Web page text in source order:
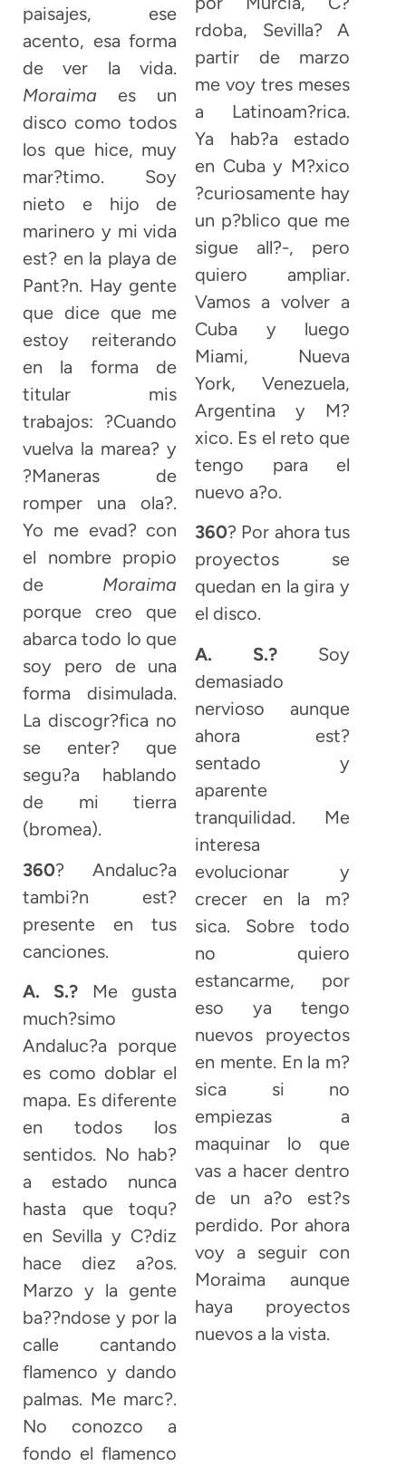
paisajes, ese
acento, esa forma
de ver la vida.
Moraima es un
disco como todos
los que hice, muy
mar?timo. Soy
nieto e hijo de
marinero y mi vida
est? en la playa de
Pant?n. Hay gente
que dice que me
estoy reiterando
en la forma de
titular mis
trabajos: ?Cuando
vuelva la marea? y
?Maneras de
romper una ola?.
Yo me evad? con
el nombre propio
de Moraima
porque creo que
abarca todo lo que
soy pero de una
forma disimulada.
La discogr?fica no
se enter? que
segu?a hablando
de mi tierra
(bromea).
360? Andaluc?a
tambi?n est?
presente en tus
canciones.
A. S.? Me gusta
much?simo
Andaluc?a porque
es como doblar el
mapa. Es diferente
en todos los
sentidos. No hab?
a estado nunca
hasta que toqu?
en Sevilla y C?diz
hace diez a?os.
Marzo y la gente
ba??ndose y por la
calle cantando
flamenco y dando
palmas. Me marc?.
No conozco a
fondo el flamenco
rdoba, Sevilla? A
partir de marzo
me voy tres meses
a Latinoam?rica.
Ya hab?a estado
en Cuba y M?xico
?curiosamente hay
un p?blico que me
sigue all?-, pero
quiero ampliar.
Vamos a volver a
Cuba y luego
Miami, Nueva
York, Venezuela,
Argentina y M?
xico. Es el reto que
tengo para el
nuevo a?o.
360? Por ahora tus
proyectos se
quedan en la gira y
el disco.
A. S.? Soy
demasiado
nervioso aunque
ahora est?
sentado y
aparente
tranquilidad. Me
interesa
evolucionar y
crecer en la m?
sica. Sobre todo
no quiero
estancarme, por
eso ya tengo
nuevos proyectos
en mente. En la m?
sica si no
empiezas a
maquinar lo que
vas a hacer dentro
de un a?o est?s
perdido. Por ahora
voy a seguir con
Moraima aunque
haya proyectos
nuevos a la vista.